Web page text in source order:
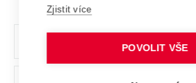
Ochrana osobních údajů
Zjistit více
POVOLIT VŠE